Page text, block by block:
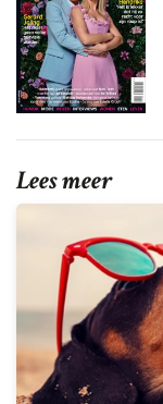
Lees meer